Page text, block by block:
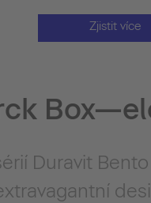
Zjistit více
Duravit